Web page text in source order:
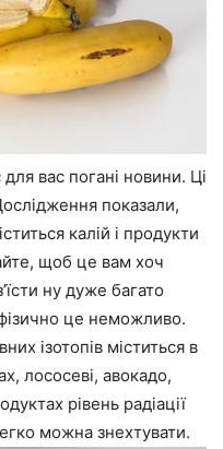
вас погані новини. Ці
показали,
калій і продукти
щоб це вам хоч
ну дуже багато
це неможливо.
ізотопів міститься в
лососеві, авокадо,
рівень радіації
можна знехтувати.